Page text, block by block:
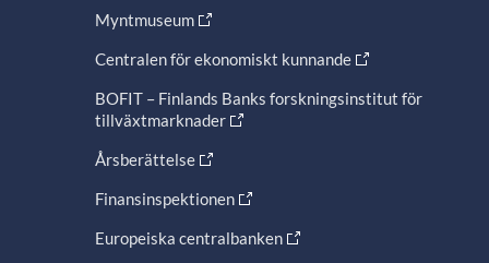
Myntmuseum
Centralen för ekonomiskt kunnande
BOFIT – Finlands Banks forskningsinstitut för
tillväxtmarknader
Årsberättelse
Finansinspektionen
Europeiska centralbanken